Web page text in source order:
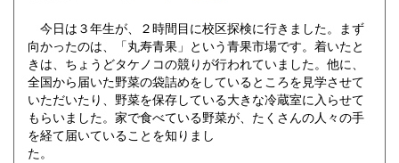
今日は３年生が、２時間目に校区探検に行きました。まず
向かったのは、「丸寿青果」という青果市場です。着いたと
きは、ちょうどタケノコの競りが行われていました。他に、
全国から届いた野菜の袋詰めをしているところを見学させて
いただいたり、野菜を保存している大きな冷蔵室に入らせて
もらいました。家で食べている野菜が、たくさんの人々の手
を経て届いていることを知りまし
た。